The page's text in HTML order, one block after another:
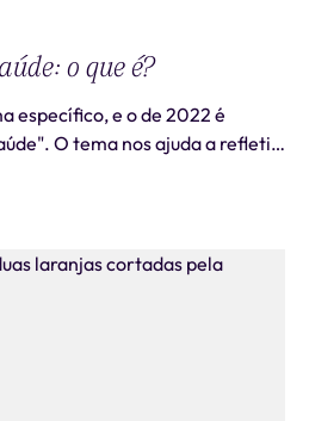
o que é?
específico, e o de 2022 é
O tema nos ajuda a refletir
exercício físico e bem-estar